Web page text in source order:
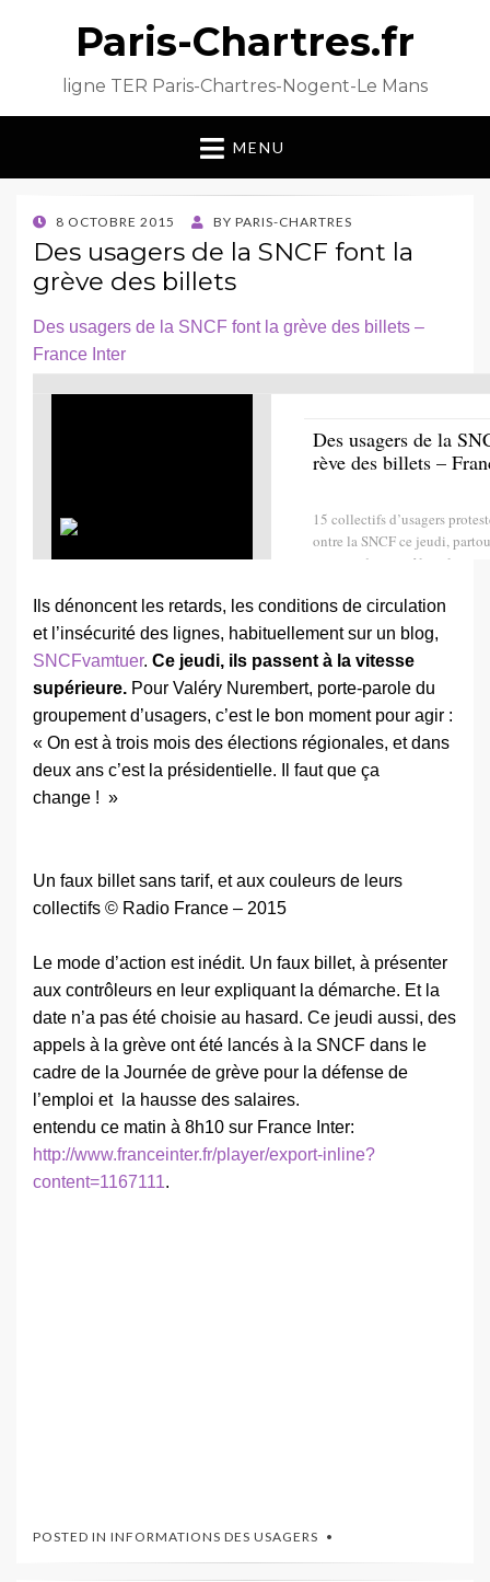
Paris-Chartres.fr
ligne TER Paris-Chartres-Nogent-Le Mans
MENU
POSTED
ON
8 OCTOBRE 2015 BY PARIS-CHARTRES
Des usagers de la SNCF font la
grève des billets
Des usagers de la SNCF font la grève des billets –
France Inter
Des usagers de la
rève des billets –
15 collectifs d’usagers
ontre la SNCF ce jeudi,
passage du contrôleur, les
Ils dénoncent les retards, les conditions de circulation
et l’insécurité des lignes, habituellement sur un blog,
SNCFvamtuer. Ce jeudi, ils passent à la vitesse
supérieure. Pour Valéry Nurembert, porte-parole du
groupement d’usagers, c’est le bon moment pour agir :
« On est à trois mois des élections régionales, et dans
deux ans c’est la présidentielle. Il faut que ça
change ! »
Un faux billet sans tarif, et aux couleurs de leurs
collectifs © Radio France – 2015
Le mode d’action est inédit. Un faux billet, à présenter
aux contrôleurs en leur expliquant la démarche. Et la
date n’a pas été choisie au hasard. Ce jeudi aussi, des
appels à la grève ont été lancés à la SNCF dans le
cadre de la Journée de grève pour la défense de
l’emploi et la hausse des salaires.
entendu ce matin à 8h10 sur France Inter:
http://www.franceinter.fr/player/export-inline?
content=1167111.
POSTED IN INFORMATIONS DES USAGERS